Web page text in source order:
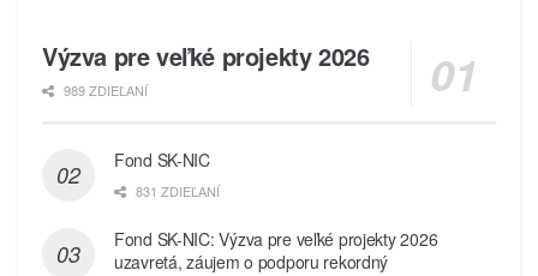
Výzva pre veľké projekty 2026
989 ZDIEĽANÍ
Fond SK-NIC
831 ZDIEĽANÍ
Fond SK-NIC: Výzva pre veľké projekty 2026
uzavretá, záujem o podporu rekordný